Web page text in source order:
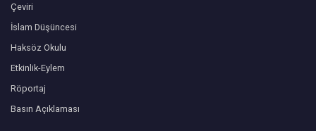
Çeviri
İslam Düşüncesi
Haksöz Okulu
Etkinlik-Eylem
Röportaj
Basın Açıklaması